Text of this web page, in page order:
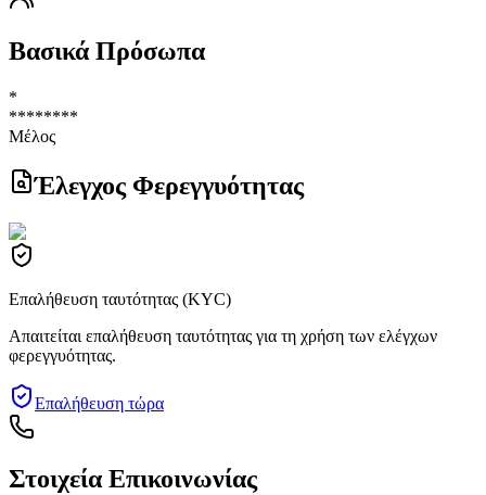
Βασικά Πρόσωπα
*
********
Μέλος
Έλεγχος Φερεγγυότητας
Επαλήθευση ταυτότητας (KYC)
Απαιτείται επαλήθευση ταυτότητας για τη χρήση των ελέγχων
φερεγγυότητας.
Επαλήθευση τώρα
Στοιχεία Επικοινωνίας